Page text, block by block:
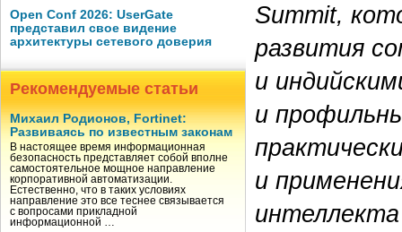
Open Conf 2026: UserGate
представил свое видение
архитектуры сетевого доверия
Рекомендуемые статьи
Михаил Родионов, Fortinet:
Развиваясь по известным законам
В настоящее время информационная
безопасность представляет собой вполне
самостоятельное мощное направление
корпоративной автоматизации.
Естественно, что в таких условиях
направление это все теснее связывается
с вопросами прикладной
информационной …
Summit,
развития
и
и
и